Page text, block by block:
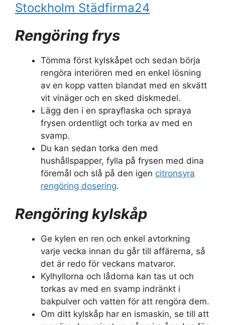
Stockholm Städfirma24
Rengöring frys
Tömma först kylskåpet och sedan börja
rengöra interiören med en enkel lösning
av en kopp vatten blandat med en skvätt
vit vinäger och en sked diskmedel.
Lägg den i en sprayflaska och spraya
frysen ordentligt och torka av med en
svamp.
Du kan sedan torka den med
hushållspapper, fylla på frysen med dina
föremål och slå på den igen citronsyra
rengöring dosering.
Rengöring kylskåp
Ge kylen en ren och enkel avtorkning
varje vecka innan du går till affärerna, så
det är redo för veckans matvaror.
Kylhyllorna och lådorna kan tas ut och
torkas av med en svamp indränkt i
bakpulver och vatten för att rengöra dem.
Om ditt kylskåp har en ismaskin, se till att